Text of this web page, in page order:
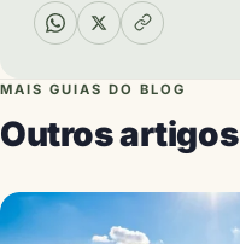
MAIS GUIAS DO BLOG
Outros artigos